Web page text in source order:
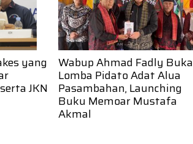
yang
JKN
Wabup Ahmad Fadly Buka
Lomba Pidato Adat Alua
Pasambahan, Launching
Buku Memoar Mustafa
Akmal